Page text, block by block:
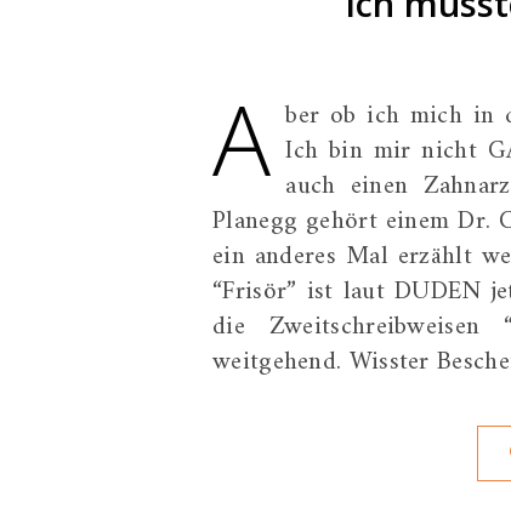
A ber ob ich mich in
Ich bin mir nicht
auch einen
Planegg gehört einem Dr.
ein anderes Mal erzählt
“Frisör” ist laut DUDEN
die
weitgehend. Wisster